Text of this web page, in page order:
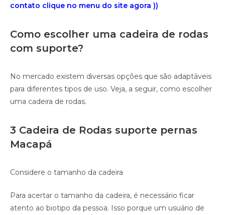
contato clique no menu do site agora ))
Como escolher uma cadeira de rodas
com suporte?
No mercado existem diversas opções que são adaptáveis
para diferentes tipos de uso. Veja, a seguir, como escolher
uma cadeira de rodas.
3 Cadeira de Rodas suporte pernas
Macapá
Considere o tamanho da cadeira
Para acertar o tamanho da cadeira, é necessário ficar
atento ao biotipo da pessoa. Isso porque um usuário de